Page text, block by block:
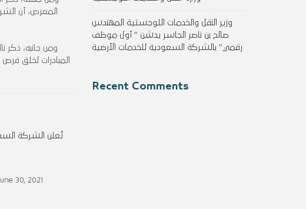
المعرض، أن
ومن جانبه، ذكر
المبادرات لخلق
30, 2021
وزير النقل والخدمات اللوجستية المهندس
صالح بن ناصر الجاسر يدشن ” أول موظف
رقمي” بالشركة السعودية للخدمات الأرضية
Recent Comments